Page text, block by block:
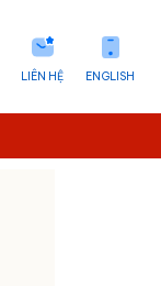
ENGLISH
LIÊN HỆ